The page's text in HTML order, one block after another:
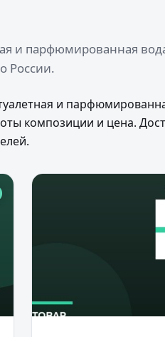
и парфюмированная
России.
и
композиции и цена.